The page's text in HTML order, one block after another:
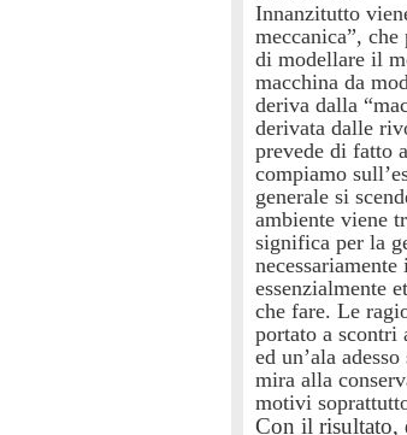
Innanzitutto
meccanica”,
di modellare il
macchina da
deriva dalla
derivata dalle
prevede di fatto
compiamo
generale si
ambiente viene
significa per la
essenzialmente
che fare. Le
portato a scontri
ed un’ala
mira alla
motivi
Con il risultato,